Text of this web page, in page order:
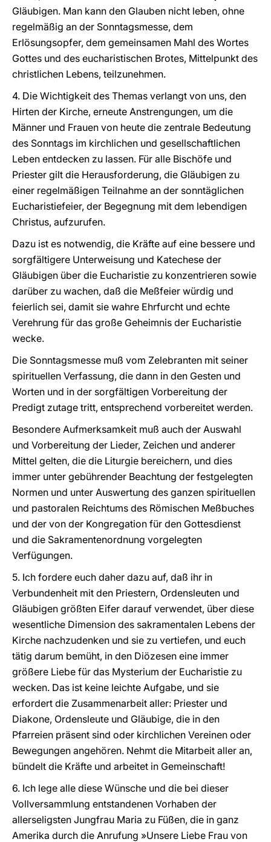
Gläubigen. Man kann den Glauben nicht leben, ohne
regelmäßig an der Sonntagsmesse, dem
Erlösungsopfer, dem gemeinsamen Mahl des Wortes
Gottes und des eucharistischen Brotes, Mittelpunkt des
christlichen Lebens, teilzunehmen.
4. Die Wichtigkeit des Themas verlangt von uns, den
Hirten der Kirche, erneute Anstrengungen, um die
Männer und Frauen von heute die zentrale Bedeutung
des Sonntags im kirchlichen und gesellschaftlichen
Leben entdecken zu lassen. Für alle Bischöfe und
Priester gilt die Herausforderung, die Gläubigen zu
einer regelmäßigen Teilnahme an der sonntäglichen
Eucharistiefeier, der Begegnung mit dem lebendigen
Christus, aufzurufen.
Dazu ist es notwendig, die Kräfte auf eine bessere und
sorgfältigere Unterweisung und Katechese der
Gläubigen über die Eucharistie zu konzentrieren sowie
darüber zu wachen, daß die Meßfeier würdig und
feierlich sei, damit sie wahre Ehrfurcht und echte
Verehrung für das große Geheimnis der Eucharistie
wecke.
Die Sonntagsmesse muß vom Zelebranten mit seiner
spirituellen Verfassung, die dann in den Gesten und
Worten und in der sorgfältigen Vorbereitung der
Predigt zutage tritt, entsprechend vorbereitet werden.
Besondere Aufmerksamkeit muß auch der Auswahl
und Vorbereitung der Lieder, Zeichen und anderer
Mittel gelten, die die Liturgie bereichern, und dies
immer unter gebührender Beachtung der festgelegten
Normen und unter Auswertung des ganzen spirituellen
und pastoralen Reichtums des Römischen Meßbuches
und der von der Kongregation für den Gottesdienst
und die Sakramentenordnung vorgelegten
Verfügungen.
5. Ich fordere euch daher dazu auf, daß ihr in
Verbundenheit mit den Priestern, Ordensleuten und
Gläubigen größten Eifer darauf verwendet, über diese
wesentliche Dimension des sakramentalen Lebens der
Kirche nachzudenken und sie zu vertiefen, und euch
tätig darum bemüht, in den Diözesen eine immer
größere Liebe für das Mysterium der Eucharistie zu
wecken. Das ist keine leichte Aufgabe, und sie
erfordert die Zusammenarbeit aller: Priester und
Diakone, Ordensleute und Gläubige, die in den
Pfarreien präsent sind oder kirchlichen Vereinen oder
Bewegungen angehören. Nehmt die Mitarbeit aller an,
bündelt die Kräfte und arbeitet in Gemeinschaft!
6. Ich lege alle diese Wünsche und die bei dieser
Vollversammlung entstandenen Vorhaben der
allerseligsten Jungfrau Maria zu Füßen, die in ganz
Amerika durch die Anrufung »Unsere Liebe Frau von